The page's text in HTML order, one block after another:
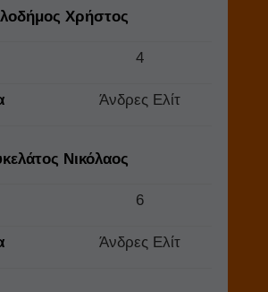
Χρήστος
4
Άνδρες Ελίτ
Νικόλαος
6
Άνδρες Ελίτ